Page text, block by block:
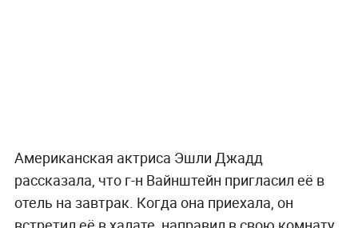
Американская актриса Эшли Джадд
рассказала, что г-н Вайнштейн пригласил её в
отель на завтрак. Когда она приехала, он